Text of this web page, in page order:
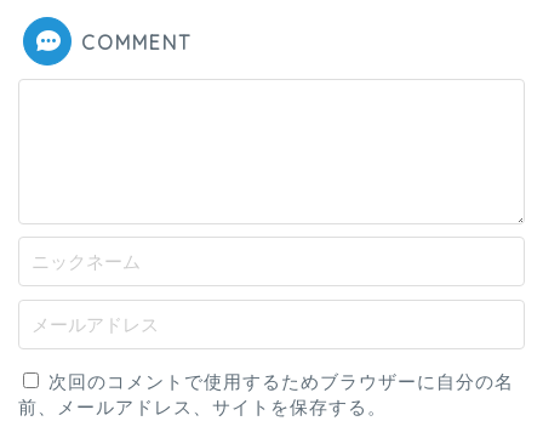
COMMENT
次回のコメントで使用するためブラウザーに自分の名
前、メールアドレス、サイトを保存する。